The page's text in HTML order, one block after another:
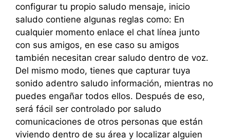
configurar tu propio saludo mensaje, inicio
saludo contiene algunas reglas como: En
cualquier momento enlace el chat línea junto
con sus amigos, en ese caso su amigos
también necesitan crear saludo dentro de voz.
Del mismo modo, tienes que capturar tuya
sonido adentro saludo información, mientras no
puedes engañar todos ellos. Después de eso,
será fácil ser controlado por saludo
comunicaciones de otros personas que están
viviendo dentro de su área y localizar alguien